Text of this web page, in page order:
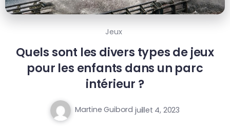
Jeux
Quels sont les divers types de jeux
pour les enfants dans un parc
intérieur ?
Martine Guibord juillet 4, 2023